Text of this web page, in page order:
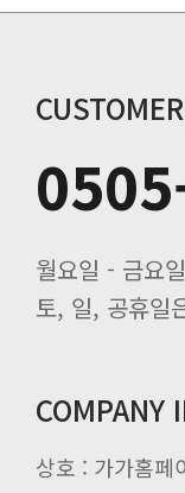
월요일 - 금요
토, 일, 공휴일
COMPANY
상호 : 가가홈페